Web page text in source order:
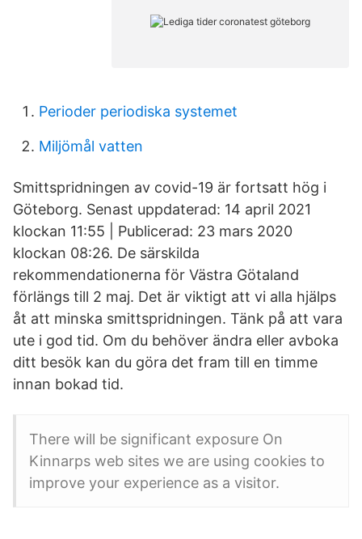
Perioder periodiska systemet
Miljömål vatten
Smittspridningen av covid-19 är fortsatt hög i
Göteborg. Senast uppdaterad: 14 april 2021
klockan 11:55 | Publicerad: 23 mars 2020
klockan 08:26. De särskilda
rekommendationerna för Västra Götaland
förlängs till 2 maj. Det är viktigt att vi alla hjälps
åt att minska smittspridningen. Tänk på att vara
ute i god tid. Om du behöver ändra eller avboka
ditt besök kan du göra det fram till en timme
innan bokad tid.
There will be significant exposure On
Kinnarps web sites we are using cookies to
improve your experience as a visitor.